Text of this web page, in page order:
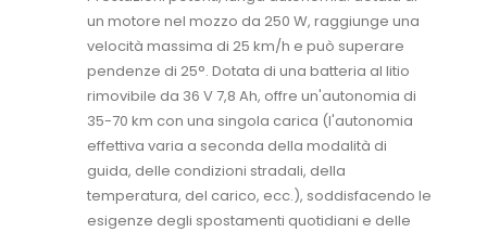
un motore nel mozzo da 250 W, raggiunge una
velocità massima di 25 km/h e può superare
pendenze di 25°. Dotata di una batteria al litio
rimovibile da 36 V 7,8 Ah, offre un'autonomia di
35-70 km con una singola carica (l'autonomia
effettiva varia a seconda della modalità di
guida, delle condizioni stradali, della
temperatura, del carico, ecc.), soddisfacendo le
esigenze degli spostamenti quotidiani e delle